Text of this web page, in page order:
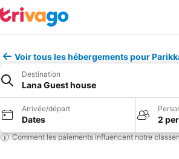
Voir tous les hébergements pour
Destination
Lana Guest house
Arrivée/départ
Dates 2
Comment les paiements influencent notre